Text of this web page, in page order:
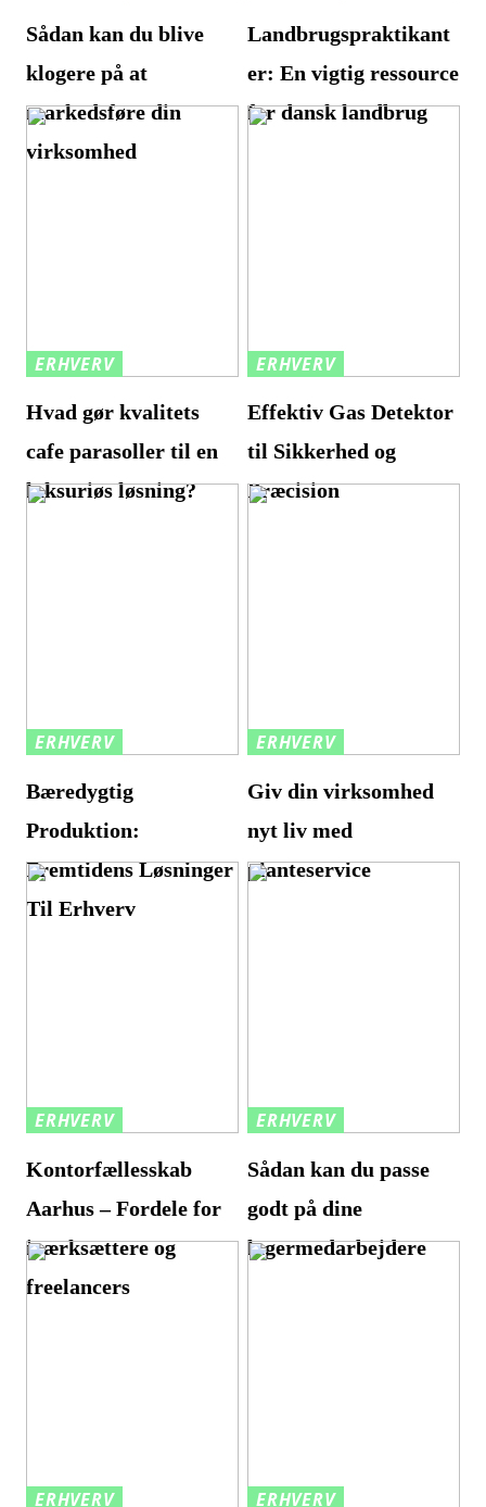
Sådan kan du blive
klogere på at
markedsføre din
virksomhed
Landbrugspraktikant
er: En vigtig ressource
for dansk landbrug
ERHVERV
Hvad gør kvalitets
cafe parasoller til en
luksuriøs løsning?
ERHVERV
Effektiv Gas Detektor
til Sikkerhed og
Præcision
ERHVERV
Bæredygtig
Produktion:
Fremtidens Løsninger
Til Erhverv
ERHVERV
Giv din virksomhed
nyt liv med
planteservice
ERHVERV
Kontorfællesskab
Aarhus – Fordele for
iværksættere og
freelancers
ERHVERV
Sådan kan du passe
godt på dine
lagermedarbejdere
ERHVERV ERHVERV